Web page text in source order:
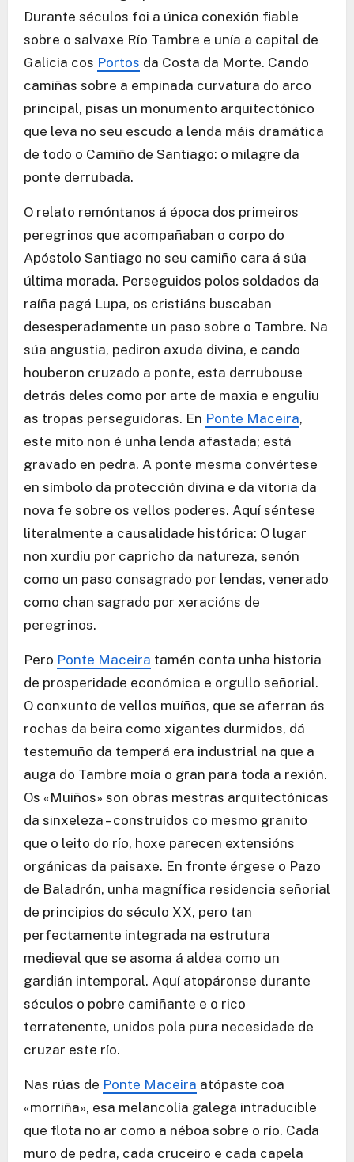
Durante séculos foi a única conexión fiable
sobre o salvaxe Río Tambre e unía a capital de
Galicia cos Portos da Costa da Morte. Cando
camiñas sobre a empinada curvatura do arco
principal, pisas un monumento arquitectónico
que leva no seu escudo a lenda máis dramática
de todo o Camiño de Santiago: o milagre da
ponte derrubada.
O relato remóntanos á época dos primeiros
peregrinos que acompañaban o corpo do
Apóstolo Santiago no seu camiño cara á súa
última morada. Perseguidos polos soldados da
raíña pagá Lupa, os cristiáns buscaban
desesperadamente un paso sobre o Tambre. Na
súa angustia, pediron axuda divina, e cando
houberon cruzado a ponte, esta derrubouse
detrás deles como por arte de maxia e enguliu
as tropas perseguidoras. En Ponte Maceira,
este mito non é unha lenda afastada; está
gravado en pedra. A ponte mesma convértese
en símbolo da protección divina e da vitoria da
nova fe sobre os vellos poderes. Aquí séntese
literalmente a causalidade histórica: O lugar
non xurdiu por capricho da natureza, senón
como un paso consagrado por lendas, venerado
como chan sagrado por xeracións de
peregrinos.
Pero Ponte Maceira tamén conta unha historia
de prosperidade económica e orgullo señorial.
O conxunto de vellos muíños, que se aferran ás
rochas da beira como xigantes durmidos, dá
testemuño da temperá era industrial na que a
auga do Tambre moía o gran para toda a rexión.
Os «Muiños» son obras mestras arquitectónicas
da sinxeleza – construídos co mesmo granito
que o leito do río, hoxe parecen extensións
orgánicas da paisaxe. En fronte érgese o Pazo
de Baladrón, unha magnífica residencia señorial
de principios do século XX, pero tan
perfectamente integrada na estrutura
medieval que se asoma á aldea como un
gardián intemporal. Aquí atopáronse durante
séculos o pobre camiñante e o rico
terratenente, unidos pola pura necesidade de
cruzar este río.
Nas rúas de Ponte Maceira atópaste coa
«morriña», esa melancolía galega intraducible
que flota no ar como a néboa sobre o río. Cada
muro de pedra, cada cruceiro e cada capela